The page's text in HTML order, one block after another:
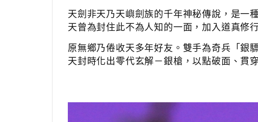
天劍非天乃天嶼劍族的千年神秘傳說，是一
天曾為封住此不為人知的一面，加入道真修
原無鄉乃倦收天多年好友。雙手為奇兵「銀
天封時化出零代玄解－銀槍，以點破面、貫